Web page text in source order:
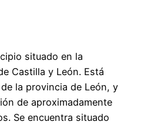
situado en la
Castilla y León. Está
la provincia de León, y
de aproximadamente
Se encuentra situado